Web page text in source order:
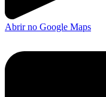
Abrir no Google Maps